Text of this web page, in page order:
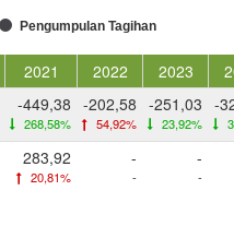
Pengumpulan Tagihan
2021 2022 2023
-449,38
268,58%
-202,58
54,92%
-251,03
23,92%
-
283,92
20,81%
-
-
-
-